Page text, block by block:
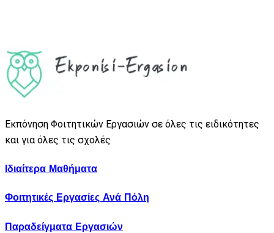
Εκπόνηση Φοιτητικών Εργασιών σε όλες τις ειδικότητες
και για όλες τις σχολές
Ιδιαίτερα Μαθήματα
Φοιτητικές Εργασίες Ανά Πόλη
Παραδείγματα Εργασιών